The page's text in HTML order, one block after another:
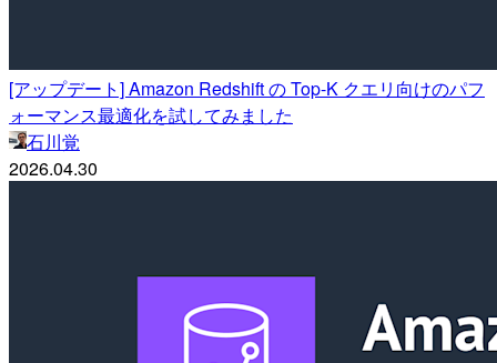
[アップデート] Amazon Redshift の Top-K クエリ向けのパフ
ォーマンス最適化を試してみました
石川覚
2026.04.30